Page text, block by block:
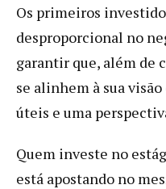
Os primeiros
desproporcional no
garantir que, além de
se alinhem à sua
úteis e uma
Quem investe no
está apostando no